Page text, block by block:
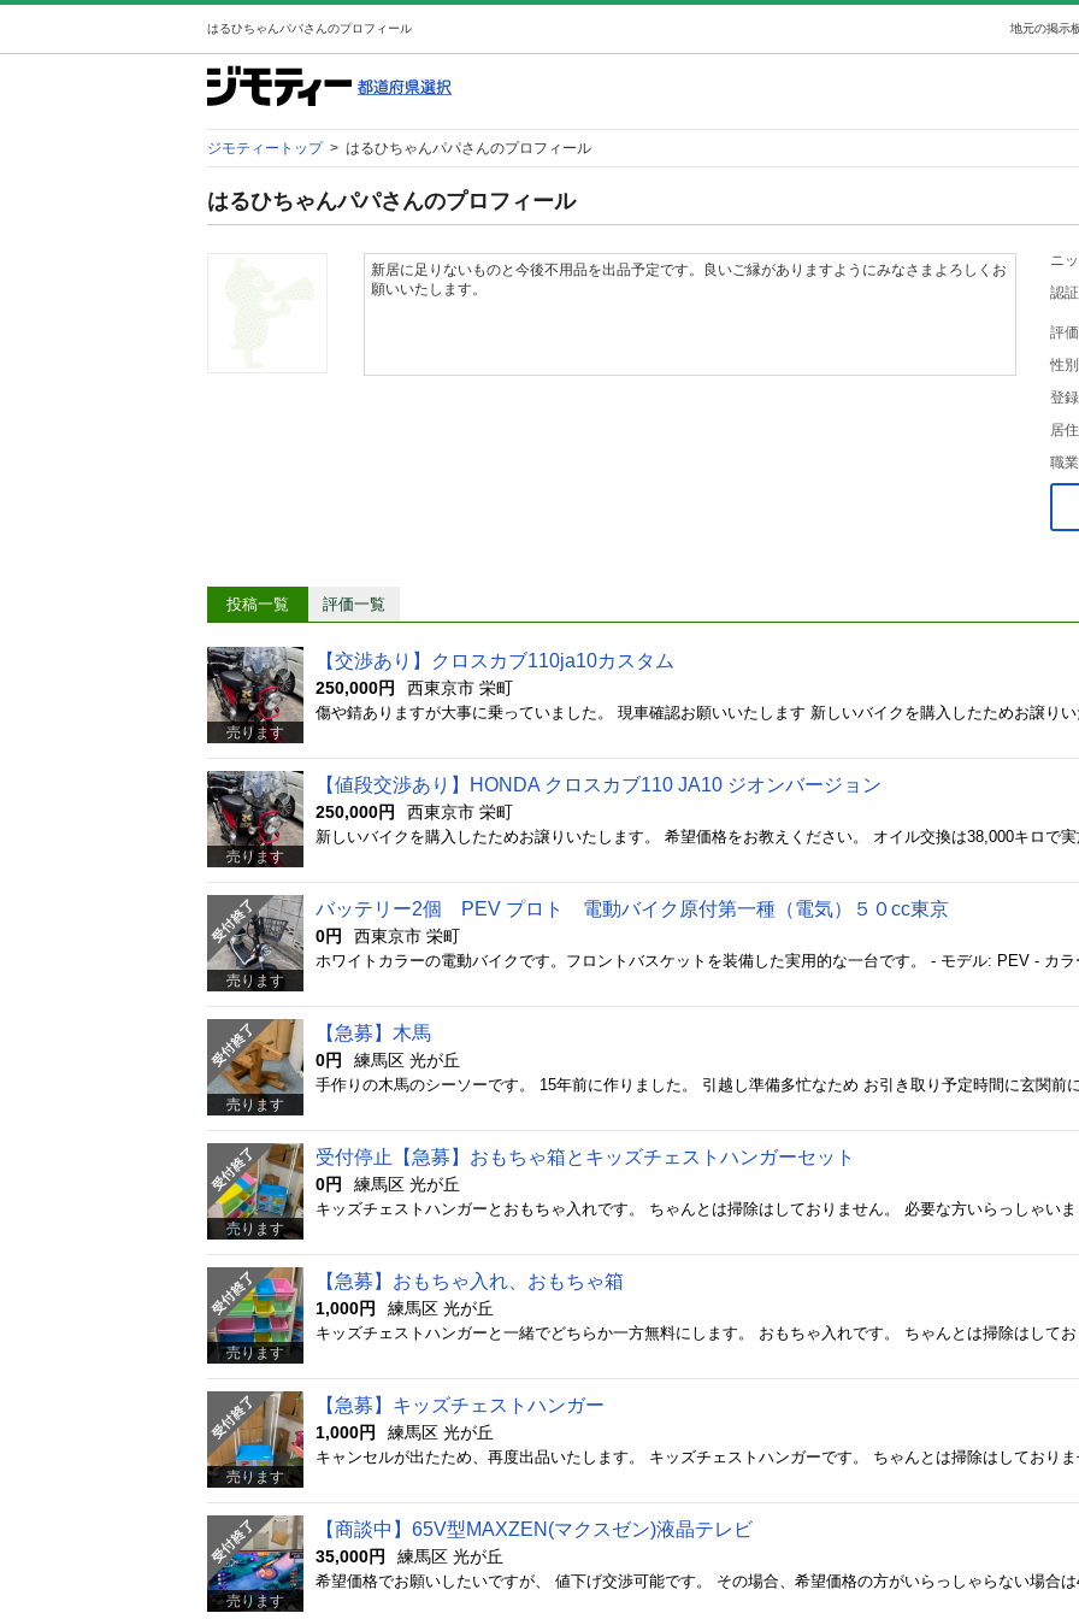
はるひちゃんパパさんのプロフィール 地元の掲示
ジモティートップ > はるひちゃんパパさんのプロフィール
はるひちゃんパパさんのプロフィール
新居に足りないものと今後不用品を出品予定です。良いご縁がありますようにみなさまよろしくお
願いいたします。
ニ
認証
評価
性別
登
居
職業
投稿一覧 評価一覧
売ります
【交渉あり】クロスカブ110ja10カスタム
250,000円 西東京市 栄町
売ります
【値段交渉あり】HONDA クロスカブ110 JA10 ジオンバージョン
250,000円 西東京市 栄町
売ります
バッテリー2個 PEV プロト 電動バイク原付第一種（電気）５０cc東京
0円 西東京市 栄町
売ります
【急募】木馬
0円 練馬区 光が丘
売ります
受付停止【急募】おもちゃ箱とキッズチェストハンガーセット
0円 練馬区 光が丘
売ります
【急募】おもちゃ入れ、おもちゃ箱
1,000円 練馬区 光が丘
売ります
【急募】キッズチェストハンガー
1,000円 練馬区 光が丘
売ります
【商談中】65V型MAXZEN(マクスゼン)液晶テレビ
35,000円 練馬区 光が丘